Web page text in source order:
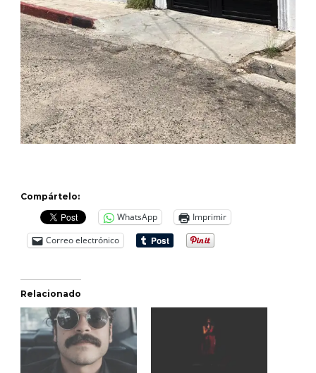
Compártelo:
WhatsApp
Imprimir
Correo electrónico
Relacionado